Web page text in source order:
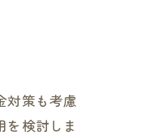
対策も考慮
検討しま